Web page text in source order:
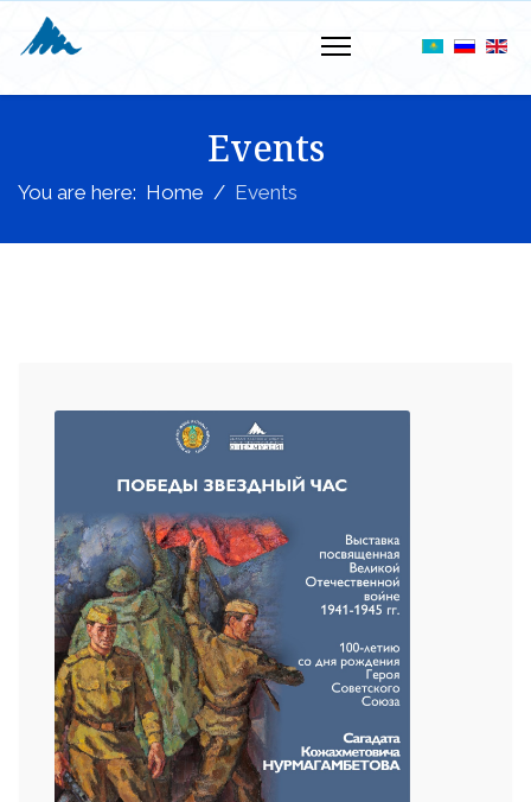
Events
You are here: Home Events